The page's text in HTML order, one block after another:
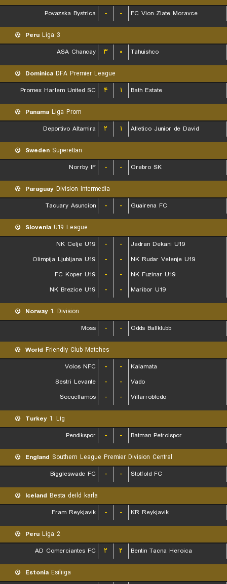
Povazska Bystrica
- - FC Vion Zlate Moravce
Peru Liga 3
ASA Chancay
۳ ۰ Tahuishco
Dominica DFA Premier League
Promex Harlem United SC
۴ ۱ Bath Estate
Panama Liga Prom
Deportivo Altamira
۲ ۱ Atletico Junior de David
Sweden Superettan
Norrby IF
- - Orebro SK
Paraguay Division Intermedia
Tacuary Asuncion
- - Guairena FC
Slovenia U19 League
NK Celje U19
- -
Jadran Dekani U19
Olimpija Ljubljana U19
- -
NK Rudar Velenje U19
FC Koper U19
- -
NK Fuzinar U19
NK Brezice U19
- - Maribor U19
Norway 1. Division
Moss
- - Odds Ballklubb
World Friendly Club Matches
Volos NFC
- -
Kalamata
Sestri Levante
- -
Vado
Socuellamos
- - Villarrobledo
Turkey 1. Lig
Pendikspor
- - Batman Petrolspor
England Southern League Premier Division Central
Biggleswade FC
- - Stotfold FC
Iceland Besta deild karla
Fram Reykjavik
- - KR Reykjavik
Peru Liga 2
AD Comerciantes FC
۲ ۲ Bentin Tacna Heroica
Estonia Esiliiga